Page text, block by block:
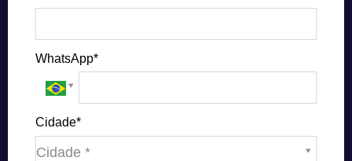
WhatsApp*
Cidade*
Cidade *
Cidade*